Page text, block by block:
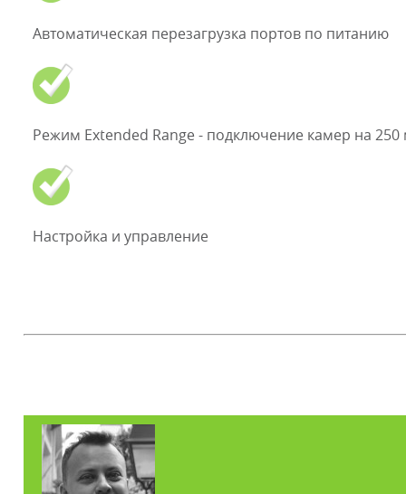
Автоматическая перезагрузка портов по питанию
Режим Extended Range - подключение камер на 250
Настройка и управление